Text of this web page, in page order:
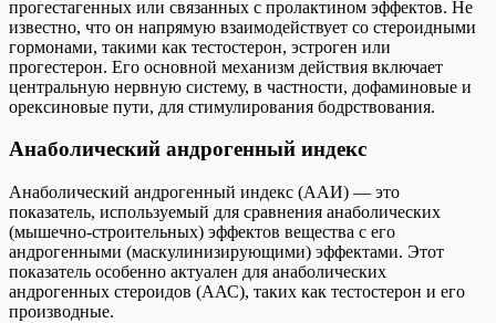
прогестагенных или связанных с пролактином эффектов. Не
известно, что он напрямую взаимодействует со стероидными
гормонами, такими как тестостерон, эстроген или
прогестерон. Его основной механизм действия включает
центральную нервную систему, в частности, дофаминовые и
орексиновые пути, для стимулирования бодрствования.
Анаболический андрогенный индекс
Анаболический андрогенный индекс (ААИ) — это
показатель, используемый для сравнения анаболических
(мышечно-строительных) эффектов вещества с его
андрогенными (маскулинизирующими) эффектами. Этот
показатель особенно актуален для анаболических
андрогенных стероидов (ААС), таких как тестостерон и его
производные.